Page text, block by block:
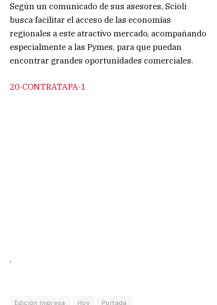
Según un comunicado de sus asesores, Scioli
busca facilitar el acceso de las economías
regionales a este atractivo mercado, acompañando
especialmente a las Pymes, para que puedan
encontrar grandes oportunidades comerciales.
20-CONTRATAPA-1
.
Edición Impresa Hoy Portada